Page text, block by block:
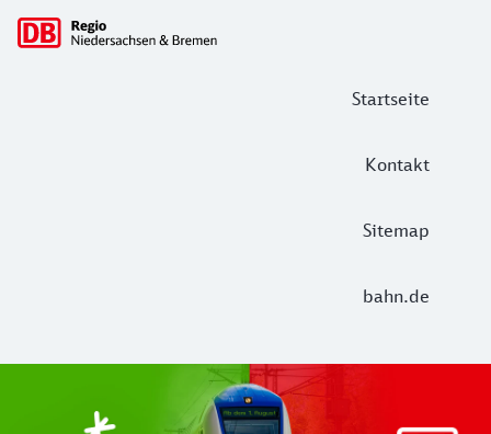
Startseite
Kontakt
Sitemap
bahn.de
Hauptnavigation
Start Unterelbe und Start
Ab August 2026 ist Start Teil der DB Regio. Ziel ist ein